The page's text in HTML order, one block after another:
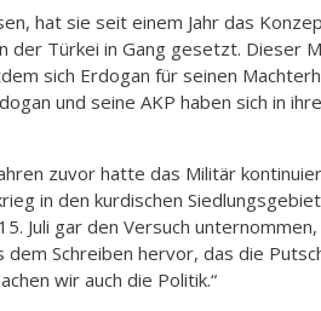
hat sie seit einem Jahr das
der Türkei in Gang gesetzt. Dieser
sich Erdogan für seinen
und seine AKP haben sich in
zuvor hatte das Militär
in den kurdischen
Juli gar den Versuch
Schreiben hervor, das die
wir auch die Politik.“